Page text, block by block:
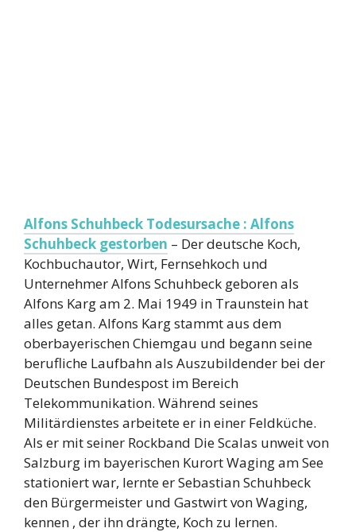
Alfons Schuhbeck Todesursache : Alfons
Schuhbeck gestorben – Der deutsche Koch,
Kochbuchautor, Wirt, Fernsehkoch und
Unternehmer Alfons Schuhbeck geboren als
Alfons Karg am 2. Mai 1949 in Traunstein hat
alles getan. Alfons Karg stammt aus dem
oberbayerischen Chiemgau und begann seine
berufliche Laufbahn als Auszubildender bei der
Deutschen Bundespost im Bereich
Telekommunikation. Während seines
Militärdienstes arbeitete er in einer Feldküche.
Als er mit seiner Rockband Die Scalas unweit von
Salzburg im bayerischen Kurort Waging am See
stationiert war, lernte er Sebastian Schuhbeck
den Bürgermeister und Gastwirt von Waging,
kennen , der ihn drängte, Koch zu lernen.